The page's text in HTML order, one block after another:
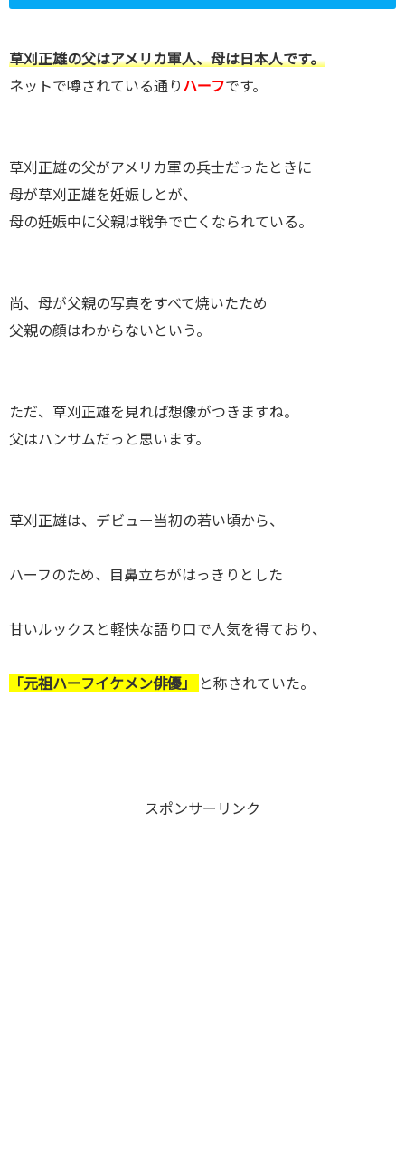
草刈正雄の父はアメリカ軍人、母は日本人です。
ネットで噂されている通り ハーフです。
草刈正雄の父がアメリカ軍の兵士だったときに
母が草刈正雄を妊娠しとが、
母の妊娠中に父親は戦争で亡くなられている。
尚、母が父親の写真をすべて焼いたため
父親の顔はわからないという。
ただ、草刈正雄を見れば想像がつきますね。
父はハンサムだっと思います。
草刈正雄は、デビュー当初の若い頃から、
ハーフのため、目鼻立ちがはっきりとした
甘いルックスと軽快な語り口で人気を得ており、
「元祖ハーフイケメン俳優」 と称されていた。
スポンサーリンク